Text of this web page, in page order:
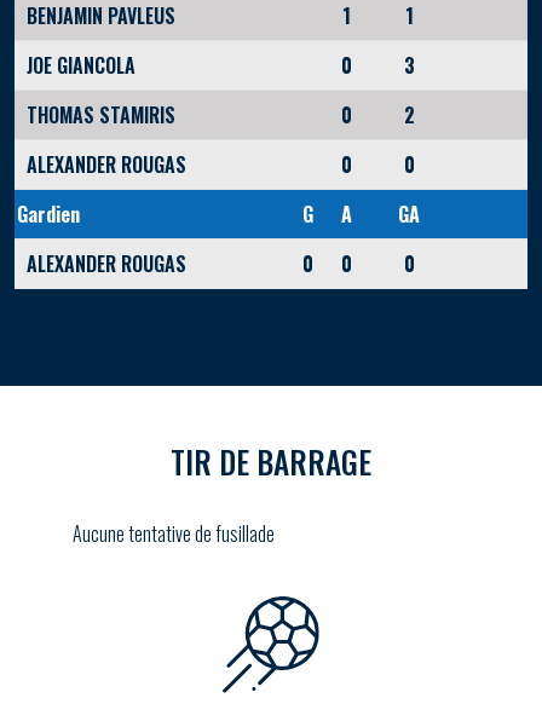
BENJAMIN PAVLEUS
1
1
JOE GIANCOLA
0
3
THOMAS STAMIRIS
0
2
ALEXANDER ROUGAS
0
0
Gardien
G A
GA
ALEXANDER ROUGAS
0 0 0
TIR DE BARRAGE
Aucune tentative de fusillade